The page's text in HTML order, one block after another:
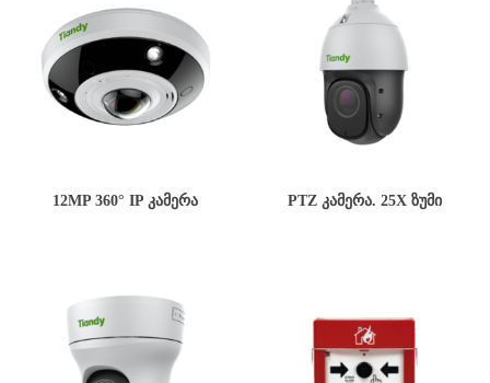
12MP 360° IP ᲙᲐᲛᲔᲠᲐ PTZ ᲙᲐᲛᲔᲠᲐ. 25X ᲖᲣᲛᲘ